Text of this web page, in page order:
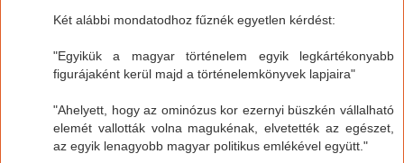
Két alábbi mondatodhoz fűznék egyetlen kérdést:
"Egyikük a magyar történelem egyik legkártékonyabb
figurájaként kerül majd a történelemkönyvek lapjaira"
"Ahelyett, hogy az ominózus kor ezernyi büszkén vállalható
elemét vallották volna magukénak, elvetették az egészet,
az egyik lenagyobb magyar politikus emlékével együtt."